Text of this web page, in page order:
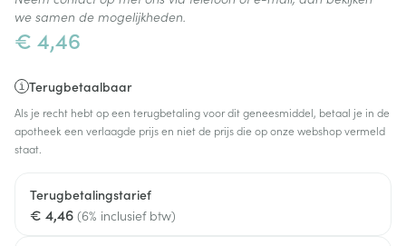
€ 4,46
Terugbetaalbaar
Als je recht hebt op een terugbetaling voor dit geneesmiddel, betaal je in de
apotheek een verlaagde prijs en niet de prijs die op onze webshop vermeld
staat.
Terugbetalingstarief
€ 4,46 (6% inclusief btw)
we samen de mogelijkheden.